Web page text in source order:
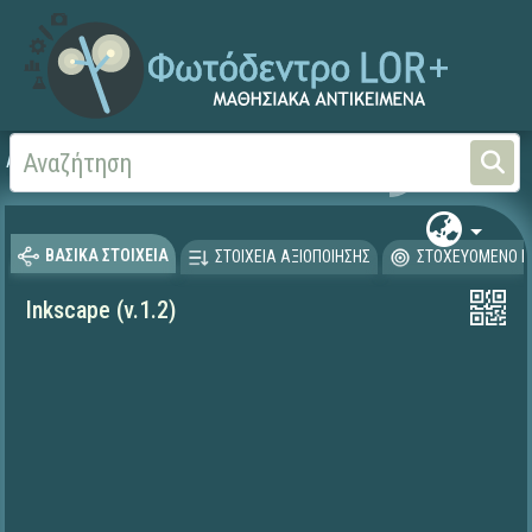
Αρχική ΦΟΡΕΙΣ ΚΑΙ ΠΑΝΕΠΙΣΤΗΜΙΑ Deti-
ΒΑΣΙΚΑ ΣΤΟΙΧΕΙΑ ΣΤΟΙΧΕΙΑ ΑΞΙΟΠΟΙΗΣΗΣ ΣΤΟΧΕΥΟΜΕΝΟ
Inkscape (v.1.2)